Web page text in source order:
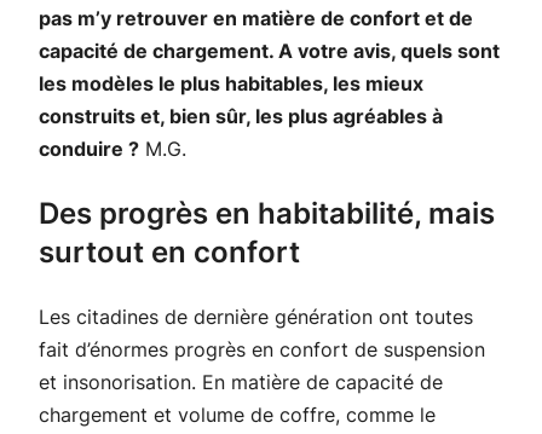
pas m’y retrouver en matière de confort et de
capacité de chargement. A votre avis, quels sont
les modèles le plus habitables, les mieux
construits et, bien sûr, les plus agréables à
conduire ? M.G.
Des progrès en habitabilité, mais
surtout en confort
Les citadines de dernière génération ont toutes
fait d’énormes progrès en confort de suspension
et insonorisation. En matière de capacité de
chargement et volume de coffre, comme le